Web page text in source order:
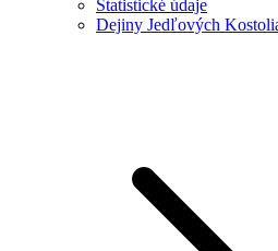
Štatistické údaje
Dejiny Jedľových